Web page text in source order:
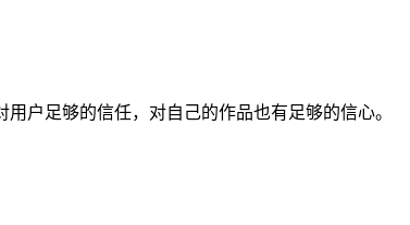
户足够的信任，对自己的作品也有足够的信心。